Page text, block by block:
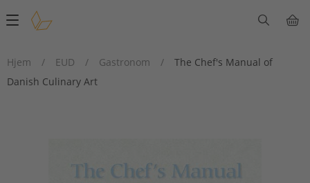
Main
Hjem
/ EUD / Gastronom /
The Chef's Manual of
Danish Culinary Art